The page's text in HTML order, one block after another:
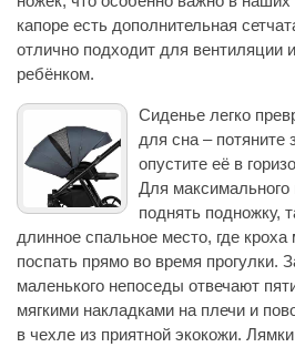
капоре есть дополнительная
отлично подходит для вентиляции
ребёнком.
Сиденье легко
для сна – потяните
опустите её в
Для
поднять подножку,
длинное спальное место, где
поспать прямо во время прогулки.
маленького непоседы отвечают
мягкими накладками на плечи и
в чехле из приятной экокожи.